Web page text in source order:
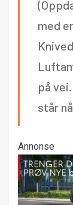
med
på
står
Annonse